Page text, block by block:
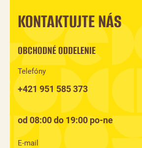
KONTAKTUJTE NÁS
OBCHODNÉ ODDELENIE
Telefóny
+421 951 585 373
od 08:00 do 19:00 po-ne
E-mail